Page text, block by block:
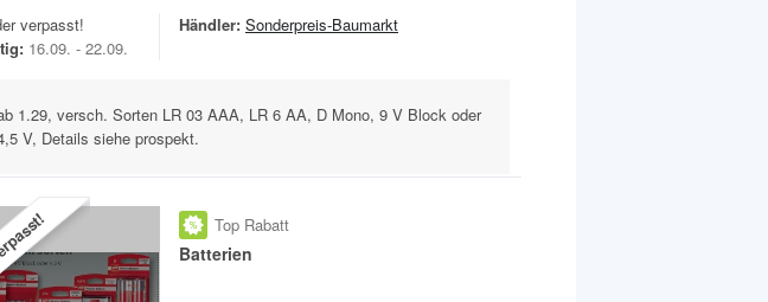
verpasst!
16.09. - 22.09.
Händler: Sonderpreis-Baumarkt
1.29, versch. Sorten LR 03 AAA, LR 6 AA, D Mono, 9 V Block oder
V, Details siehe prospekt.
Top Rabatt
Batterien